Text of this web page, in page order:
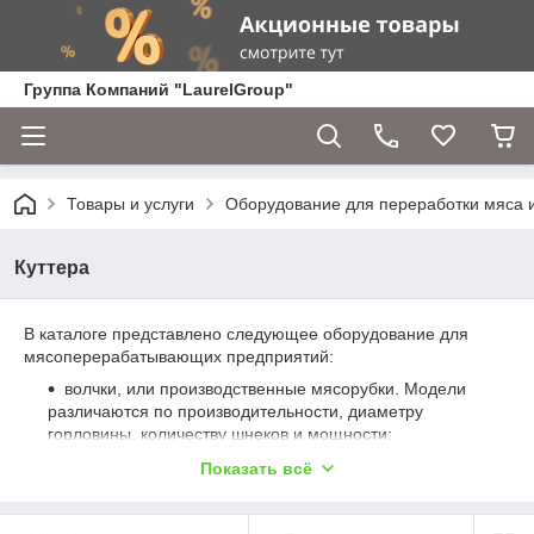
Группа Компаний "LaurelGroup"
Товары и услуги Оборудование для переработки мяса
Куттера
В каталоге представлено следующее оборудование для
мясоперерабатывающих предприятий:
волчки, или производственные мясорубки. Модели
различаются по производительности, диаметру
горловины, количеству шнеков и мощности;
Шнековый волчок для безопасного измельчения
Для переработки замороженной мясной продукции
Показать всё